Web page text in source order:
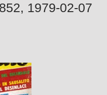
1979-02-07